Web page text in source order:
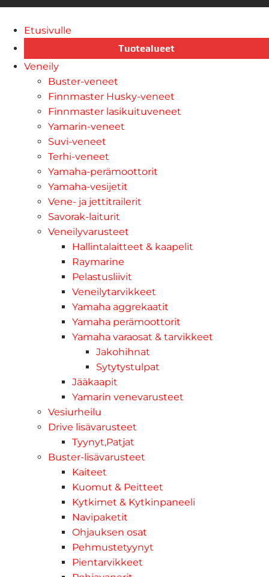
Etusivulle
Tuotealueet
Veneily
Buster-veneet
Finnmaster Husky-veneet
Finnmaster lasikuituveneet
Yamarin-veneet
Suvi-veneet
Terhi-veneet
Yamaha-perämoottorit
Yamaha-vesijetit
Vene- ja jettitrailerit
Savorak-laiturit
Veneilyvarusteet
Hallintalaitteet & kaapelit
Raymarine
Pelastusliivit
Veneilytarvikkeet
Yamaha aggrekaatit
Yamaha perämoottorit
Yamaha varaosat & tarvikkeet
Jakohihnat
Sytytystulpat
Jääkaapit
Yamarin venevarusteet
Vesiurheilu
Drive lisävarusteet
Tyynyt,Patjat
Buster-lisävarusteet
Kaiteet
Kuomut & Peitteet
Kytkimet & Kytkinpaneeli
Navipaketit
Ohjauksen osat
Pehmustetyynyt
Pientarvikkeet